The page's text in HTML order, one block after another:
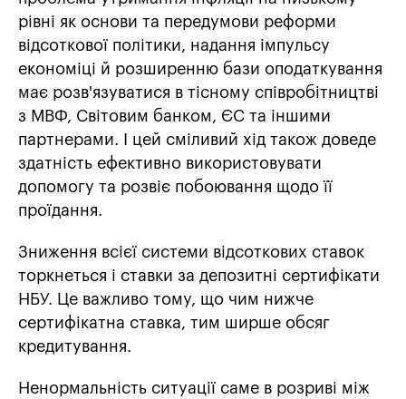
рівні як основи та передумови реформи
відсоткової політики, надання імпульсу
економіці й розширенню бази оподаткування
має розв'язуватися в тісному співробітництві
з МВФ, Світовим банком, ЄС та іншими
партнерами. І цей сміливий хід також доведе
здатність ефективно використовувати
допомогу та розвіє побоювання щодо її
проїдання.
Зниження всієї системи відсоткових ставок
торкнеться і ставки за депозитні сертифікати
НБУ. Це важливо тому, що чим нижче
сертифікатна ставка, тим ширше обсяг
кредитування.
Ненормальність ситуації саме в розриві між